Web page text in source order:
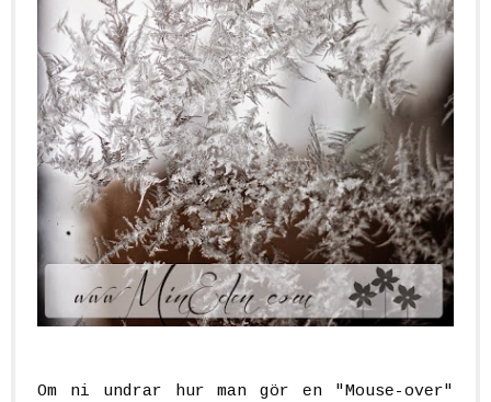
Om ni undrar hur man gör en "Mouse-over"